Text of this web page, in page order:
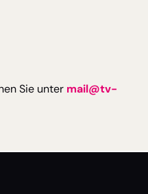
Sie unter mail@tv-